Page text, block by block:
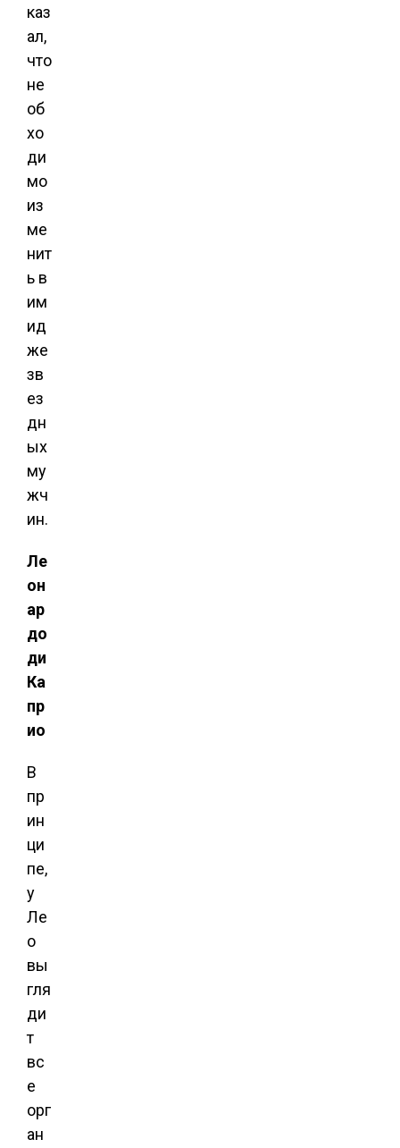
каз
ал,
что
не
об
хо
ди
мо
из
ме
нит
ь в
им
ид
же
зв
ез
дн
ых
му
жч
ин.
Ле
он
ар
до
ди
Ка
пр
ио
В
пр
ин
ци
пе,
у
Ле
о
вы
гля
ди
т
вс
е
орг
ан